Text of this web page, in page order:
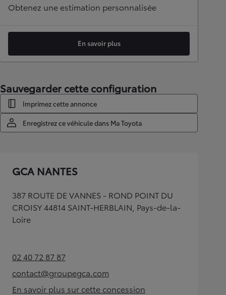
Obtenez une estimation personnalisée
En savoir plus
Sauvegarder cette configuration
Imprimez cette annonce
Enregistrez ce véhicule dans Ma Toyota
GCA NANTES
387 ROUTE DE VANNES - ROND POINT DU
CROISY 44814 SAINT-HERBLAIN, Pays-de-la-
Loire
02 40 72 87 87(Opens in new tab)
contact@groupegca.com
(Opens in new tab)
En savoir plus sur cette concession